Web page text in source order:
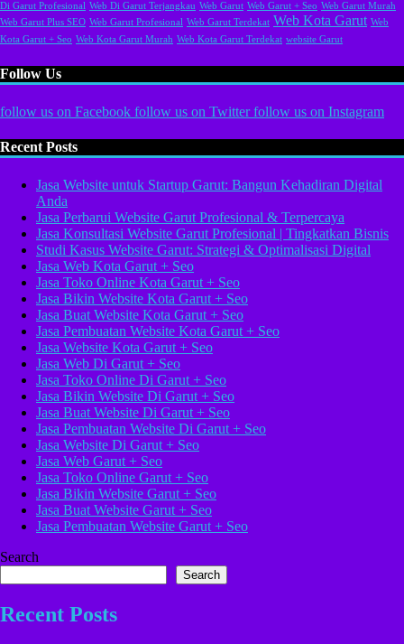
Di Garut Profesional Web Di Garut Terjangkau Web Garut Web Garut + Seo Web Garut Murah
Web Garut Plus SEO Web Garut Profesional Web Garut Terdekat Web Kota Garut Web
Kota Garut + Seo Web Kota Garut Murah Web Kota Garut Terdekat website Garut
Follow Us
follow us on Facebook follow us on Twitter follow us on Instagram
Recent Posts
Jasa Website untuk Startup Garut: Bangun Kehadiran Digital
Anda
Jasa Perbarui Website Garut Profesional & Terpercaya
Jasa Konsultasi Website Garut Profesional | Tingkatkan Bisnis
Studi Kasus Website Garut: Strategi & Optimalisasi Digital
Jasa Web Kota Garut + Seo
Jasa Toko Online Kota Garut + Seo
Jasa Bikin Website Kota Garut + Seo
Jasa Buat Website Kota Garut + Seo
Jasa Pembuatan Website Kota Garut + Seo
Jasa Website Kota Garut + Seo
Jasa Web Di Garut + Seo
Jasa Toko Online Di Garut + Seo
Jasa Bikin Website Di Garut + Seo
Jasa Buat Website Di Garut + Seo
Jasa Pembuatan Website Di Garut + Seo
Jasa Website Di Garut + Seo
Jasa Web Garut + Seo
Jasa Toko Online Garut + Seo
Jasa Bikin Website Garut + Seo
Jasa Buat Website Garut + Seo
Jasa Pembuatan Website Garut + Seo
Search
Search
Recent Posts